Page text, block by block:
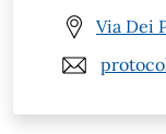
Via Dei